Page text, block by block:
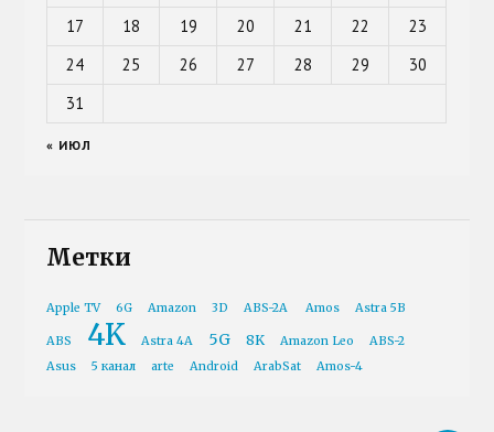
17
18 19 20 21 22
23
24
25 26 27 28 29
30
31
« ИЮЛ
Метки
Apple TV 6G Amazon 3D ABS-2A Amos Astra 5B
ABS 4K Astra 4A 5G 8K Amazon Leo
ABS-2
Asus
5 канал arte Android ArabSat Amos-4